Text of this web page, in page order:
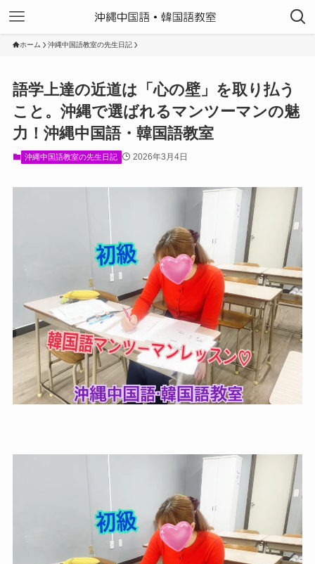
ホーム 沖縄中国語教室の先生日記
語学上達の近道は「心の壁」を取り払う
こと。沖縄で選ばれるマンツーマンの魅
力！沖縄中国語・韓国語教室
沖縄中国語教室の先生日記 2026年3月4日